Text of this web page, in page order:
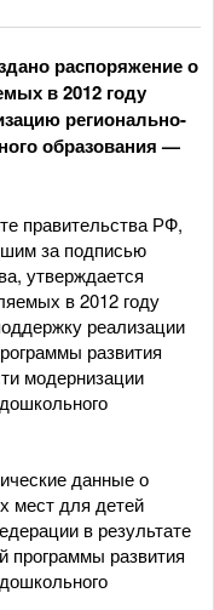
распоряжение о
в 2012 году
регионально-
образования —
правительства РФ,
за подписью
утверждается
в 2012 году
реализации
развития
модернизации
данные о
мест для детей
в результате
программы развития